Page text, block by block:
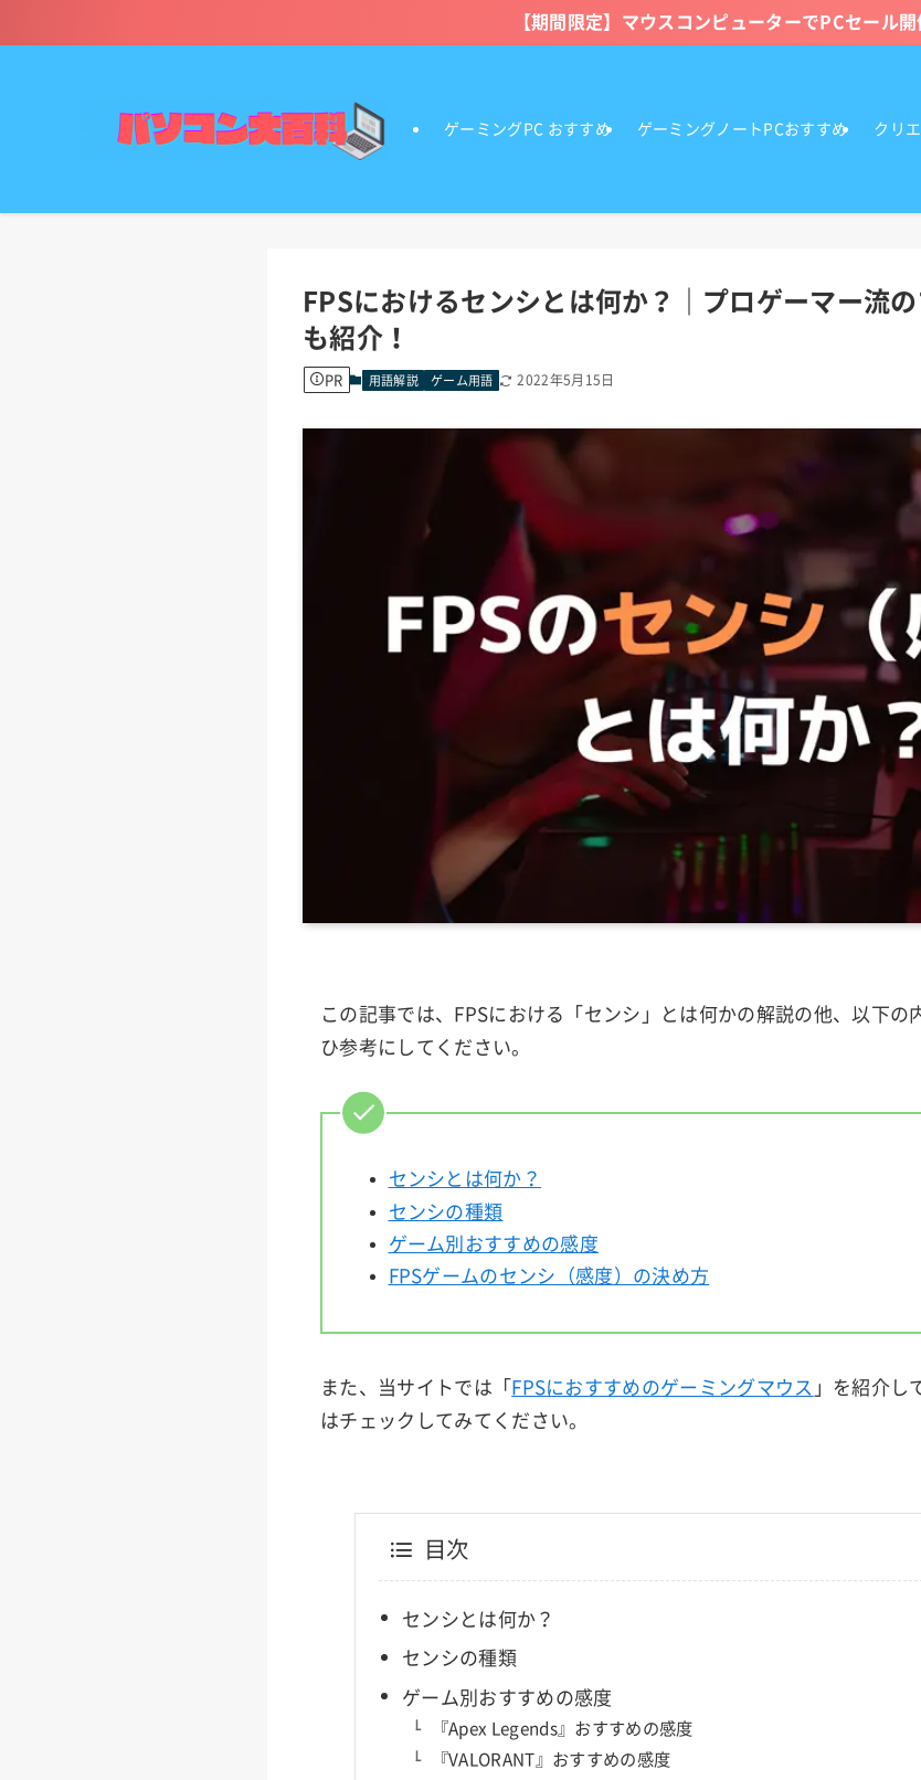
【期間限定】マウスコンピューターでPCセール開
ゲーミングPC おすすめ ゲーミングノートPCおすすめ クリ
FPSにおけるセンシとは何か？｜プロゲーマー流
も紹介！
PR 用語解説 ゲーム用語 2022年5月15日
この記事では、FPSにおける「センシ」とは何かの解説の他、以下の
ひ参考にしてください。
センシとは何か？
センシの種類
ゲーム別おすすめの感度
FPSゲームのセンシ（感度）の決め方
また、当サイトでは「 FPSにおすすめのゲーミングマウス 」を紹介し
はチェックしてみてください。
目次
センシとは何か？
センシの種類
ゲーム別おすすめの感度
『Apex Legends』おすすめの感度
『VALORANT』おすすめの感度